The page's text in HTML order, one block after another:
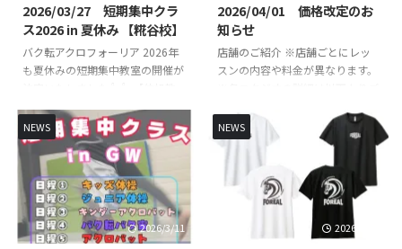
2026/03/27 短期集中クラ
ス2026 in 夏休み 【糀谷校】
バク転アクロフォーリア 2026年
も夏休みの短期集中教室の開催が
宙短期集中クラス】【アクロバッ
ト短期集中クラス】を開講いたし
ます！バク転を出来るようになり
たいお子様やできるようになりた
い技など基礎基本から競技レベル
の技まで練習していきます👌 初
心者未経験の方でもスタッフが丁
2026/04/01 価格改定のお
知らせ
店舗のご紹介 ※店舗ごとにレッ
スンの内容や料金が異なります。
校 （直営校） FOREAL京急蒲田校
のレッスンスケジュールや開講ク
い。 FOREAL京急蒲田校 COZY蒲
田校 （定期レッスン） COZY蒲
田校のレッスンスケジュールや開
講クラスはこちらからご確認くだ
NEWS
2026/3/11
NEWS
2026/2/19